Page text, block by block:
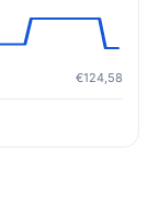
€124,58